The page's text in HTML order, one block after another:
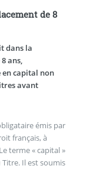
de 8
dans la
ans,
en capital non
avant
émis par
français, à
terme « capital »
Il est soumis